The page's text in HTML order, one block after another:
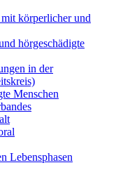
körperlicher und
hörgeschädigte
in der
Menschen
Lebensphasen